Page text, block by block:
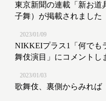
東京新聞の連載「新お
子舞）が掲載されました
2023/01/09
NIKKEIプラス1「何で
舞伎演目」にコメントし
2023/01/03
歌舞伎、裏側からみれば